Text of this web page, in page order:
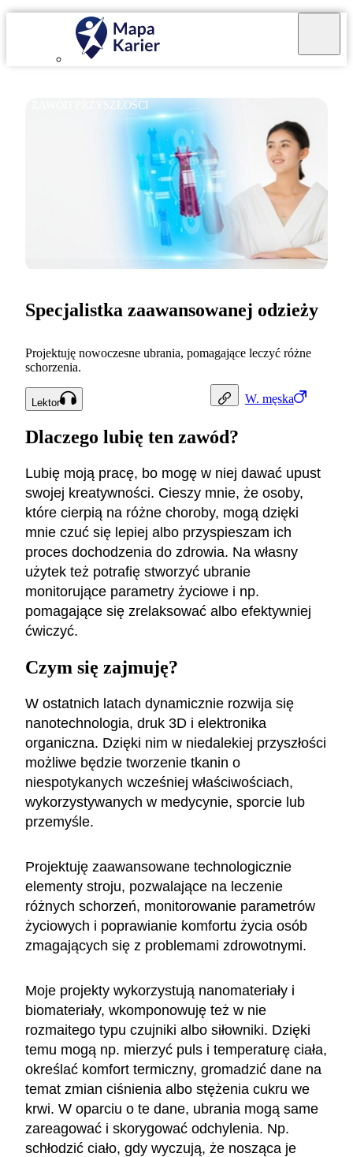
ZAWÓD PRZYSZŁOŚCI
W. męska
Specjalistka zaawansowanej odzieży
Projektuję nowoczesne ubrania, pomagające leczyć różne
schorzenia.
Lektor
Dlaczego lubię ten zawód?
Lubię moją pracę, bo mogę w niej dawać upust
swojej kreatywności. Cieszy mnie, że osoby,
które cierpią na różne choroby, mogą dzięki
mnie czuć się lepiej albo przyspieszam ich
proces dochodzenia do zdrowia. Na własny
użytek też potrafię stworzyć ubranie
monitorujące parametry życiowe i np.
pomagające się zrelaksować albo efektywniej
ćwiczyć.
Czym się zajmuję?
W ostatnich latach dynamicznie rozwija się
nanotechnologia, druk 3D i elektronika
organiczna. Dzięki nim w niedalekiej przyszłości
możliwe będzie tworzenie tkanin o
niespotykanych wcześniej właściwościach,
wykorzystywanych w medycynie, sporcie lub
przemyśle.
Projektuję zaawansowane technologicznie
elementy stroju, pozwalające na leczenie
różnych schorzeń, monitorowanie parametrów
życiowych i poprawianie komfortu życia osób
zmagających się z problemami zdrowotnymi.
Moje projekty wykorzystują nanomateriały i
biomateriały, wkomponowuję też w nie
rozmaitego typu czujniki albo siłowniki. Dzięki
temu mogą np. mierzyć puls i temperaturę ciała,
określać komfort termiczny, gromadzić dane na
temat zmian ciśnienia albo stężenia cukru we
krwi. W oparciu o te dane, ubrania mogą same
zareagować i skorygować odchylenia. Np.
schłodzić ciało, gdy wyczują, że nosząca je